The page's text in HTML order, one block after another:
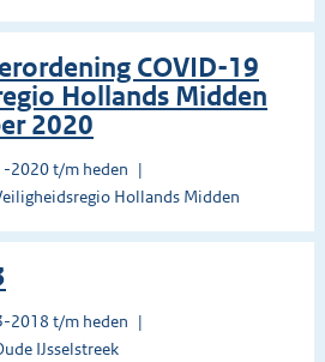
COVID-19
Hollands Midden
2020
2020 t/m heden
Hollands Midden
2018 t/m heden
IJsselstreek